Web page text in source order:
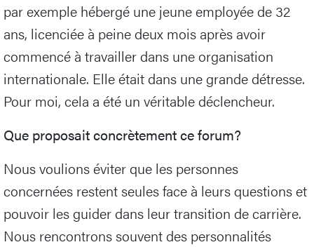
par exemple hébergé une jeune employée de 32
ans, licenciée à peine deux mois après avoir
commencé à travailler dans une organisation
internationale. Elle était dans une grande détresse.
Pour moi, cela a été un véritable déclencheur.
Que proposait concrètement ce forum?
Nous voulions éviter que les personnes
concernées restent seules face à leurs questions et
pouvoir les guider dans leur transition de carrière.
Nous rencontrons souvent des personnalités